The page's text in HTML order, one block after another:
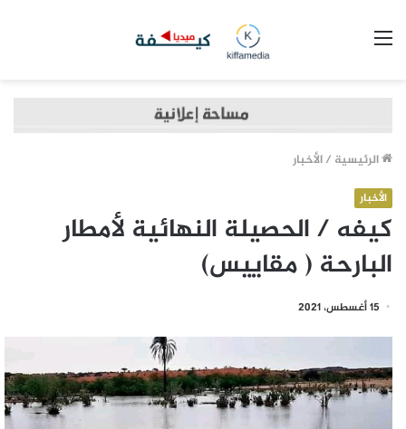
الرئيسية /الأخبار
الأخبار
كيفه / الحصيلة النهائية لأمطار
البارحة ( مقاييس)
15 أغسطس، 2021